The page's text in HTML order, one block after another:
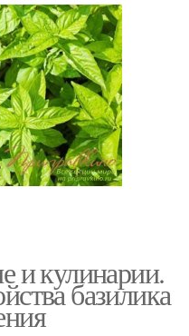
и кулинарии.
базилика